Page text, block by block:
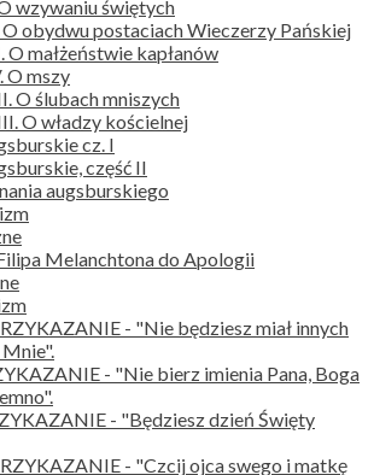
wzywaniu świętych
obydwu postaciach Wieczerzy Pańskiej
O małżeństwie kapłanów
O mszy
O ślubach mniszych
O władzy kościelnej
cz. I
część II
augsburskiego
Melanchtona do Apologii
- "Nie będziesz miał innych
- "Nie bierz imienia Pana, Boga
- "Będziesz dzień Święty
- "Czcij ojca swego i matkę